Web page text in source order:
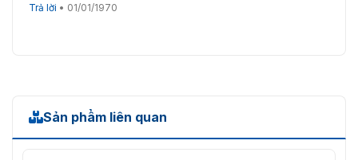
Trả lời • 01/01/1970
Sản phẩm liên quan